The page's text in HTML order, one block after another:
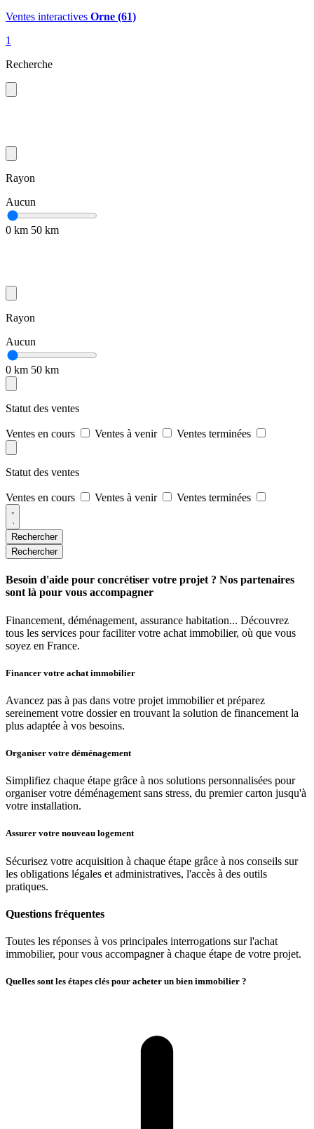
Ventes interactives Orne (61)
1
Recherche
Rayon
Aucun
0 km 50 km
Rayon
Aucun
0 km 50 km
Statut des ventes
Ventes en cours Ventes à venir Ventes terminées
Statut des ventes
Ventes en cours Ventes à venir Ventes terminées
Rechercher
Rechercher
Besoin d'aide pour concrétiser votre projet ? Nos partenaires
sont là pour vous accompagner
Financement, déménagement, assurance habitation... Découvrez
tous les services pour faciliter votre achat immobilier, où que vous
soyez en France.
Financer votre achat immobilier
Avancez pas à pas dans votre projet immobilier et préparez
sereinement votre dossier en trouvant la solution de financement la
plus adaptée à vos besoins.
Organiser votre déménagement
Simplifiez chaque étape grâce à nos solutions personnalisées pour
organiser votre déménagement sans stress, du premier carton jusqu'à
votre installation.
Assurer votre nouveau logement
Sécurisez votre acquisition à chaque étape grâce à nos conseils sur
les obligations légales et administratives, l'accès à des outils
pratiques.
Questions fréquentes
Toutes les réponses à vos principales interrogations sur l'achat
immobilier, pour vous accompagner à chaque étape de votre projet.
Quelles sont les étapes clés pour acheter un bien immobilier ?